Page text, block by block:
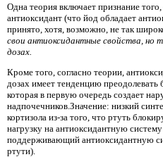
Одна теория включает признание
антиоксидант (что йод обладает
принято, хотя, возможно, не так
свои антиоксидантные свойства, но
дозах.
Кроме того, согласно теории,
дозах имеет тенденцию
которая в первую очередь создает
надпочечников.Значение: низкий
кортизола из-за того, что ртуть
нагрузку на антиоксидантную систему
поддерживающий антиоксидантную
ртути).